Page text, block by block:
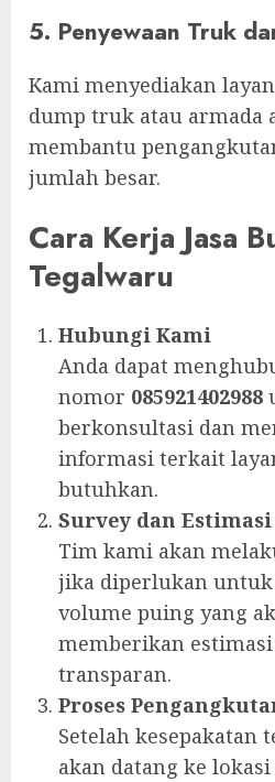
5. Penyewaan Truk
Kami menyediakan
dump truk atau armada
membantu
jumlah besar.
Cara Kerja Jasa
Tegalwaru
Hubungi Kami
Anda dapat
nomor 085921402988
berkonsultasi dan
informasi terkait
butuhkan.
Survey dan Estimasi
Tim kami akan
jika diperlukan
volume puing yang
memberikan estimasi
transparan.
Proses
Setelah kesepakatan
akan datang ke